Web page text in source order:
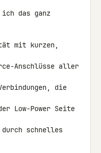
das ganz
mit kurzen,
Anschlüsse aller
die
Low-Power Seite
durch schnelles